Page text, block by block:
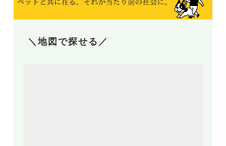
＼地図で探せる／